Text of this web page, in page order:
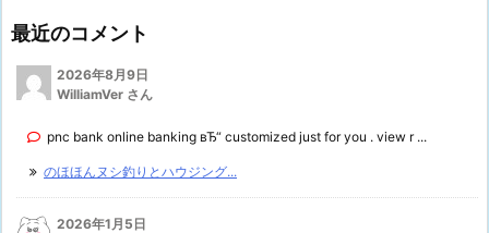
最近のコメント
2026年8月9日
WilliamVer さん
pnc bank online banking вЂ“ customized just for you . view r ...
のほほんヌシ釣りとハウジング...
2026年1月5日